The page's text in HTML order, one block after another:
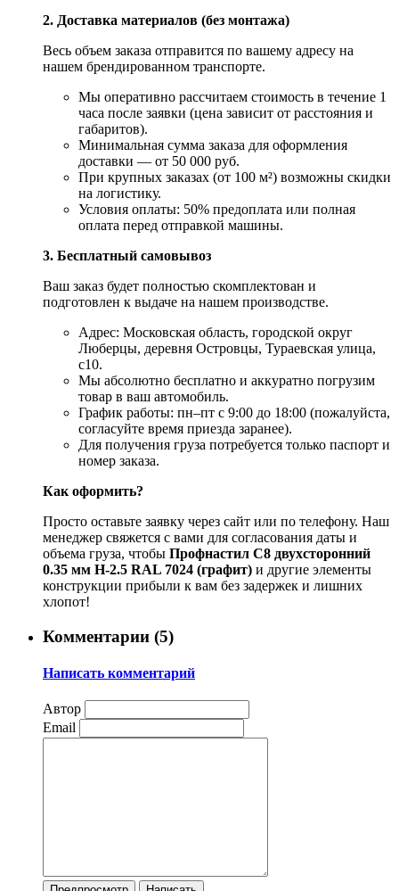
2. Доставка материалов (без монтажа)
Весь объем заказа отправится по вашему адресу на
нашем брендированном транспорте.
Мы оперативно рассчитаем стоимость в течение 1
часа после заявки (цена зависит от расстояния и
габаритов).
Минимальная сумма заказа для оформления
доставки — от 50 000 руб.
При крупных заказах (от 100 м²) возможны скидки
на логистику.
Условия оплаты: 50% предоплата или полная
оплата перед отправкой машины.
3. Бесплатный самовывоз
Ваш заказ будет полностью скомплектован и
подготовлен к выдаче на нашем производстве.
Адрес: Московская область, городской округ
Люберцы, деревня Островцы, Тураевская улица,
с10.
Мы абсолютно бесплатно и аккуратно погрузим
товар в ваш автомобиль.
График работы: пн–пт с 9:00 до 18:00 (пожалуйста,
согласуйте время приезда заранее).
Для получения груза потребуется только паспорт и
номер заказа.
Как оформить?
Просто оставьте заявку через сайт или по телефону. Наш
менеджер свяжется с вами для согласования даты и
объема груза, чтобы Профнастил С8 двухсторонний
0.35 мм H-2.5 RAL 7024 (графит) и другие элементы
конструкции прибыли к вам без задержек и лишних
хлопот!
Комментарии (5)
Написать комментарий
Автор
Email